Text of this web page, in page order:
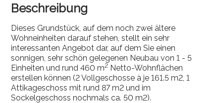
Beschreibung
Dieses Grundstück, auf dem noch zwei ältere
Wohneinheiten darauf stehen, stellt ein sehr
interessanten Angebot dar, auf dem Sie einen
sonnigen, sehr schön gelegenen Neubau von 1 - 5
Einheiten und rund 460 m2 Netto-Wohnflächen
erstellen können (2 Vollgeschosse à je 161.5 m2, 1
Attikageschoss mit rund 87 m2 und im
Sockelgeschoss nochmals ca. 50 m2).